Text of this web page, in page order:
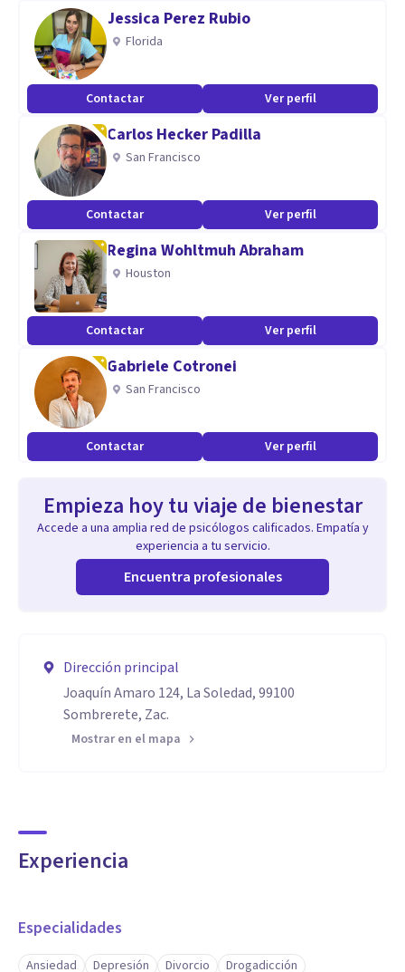
Jessica Perez Rubio
Florida
Contactar Ver perfil
Carlos Hecker Padilla
San Francisco
Contactar Ver perfil
Regina Wohltmuh Abraham
Houston
Contactar Ver perfil
Gabriele Cotronei
San Francisco
Contactar Ver perfil
Empieza hoy tu viaje de bienestar
Accede a una amplia red de psicólogos calificados. Empatía y
experiencia a tu servicio.
Encuentra profesionales
Dirección principal
Joaquín Amaro 124, La Soledad, 99100
Sombrerete, Zac.
Mostrar en el mapa
Experiencia
Especialidades
Ansiedad Depresión Divorcio
Drogadicción